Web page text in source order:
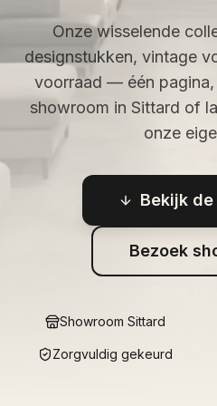
Onze wisselende
designstukken, vintage
voorraad — één
showroom in Sittard of
onze
Bekijk
Bezoek
Showroom Sittard
Zorgvuldig gekeurd